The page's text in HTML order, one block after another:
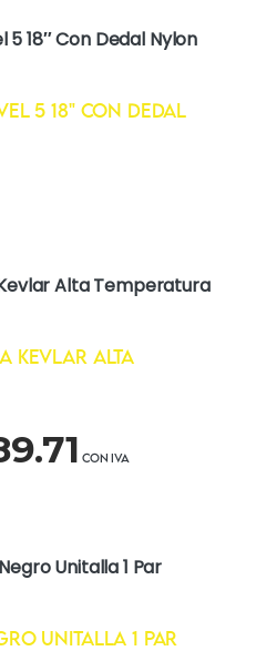
18″ Con Dedal Nylon
Alta Temperatura
de
hasta
Unitalla 1 Par